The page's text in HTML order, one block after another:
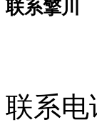
联系擎川
联系电